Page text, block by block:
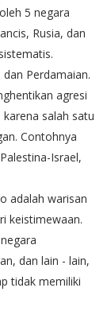
5 negara
Rusia, dan
Perdamaian.
agresi
salah satu
Contohnya
Israel,
adalah warisan
keistimewaan.
dan lain - lain,
tidak memiliki